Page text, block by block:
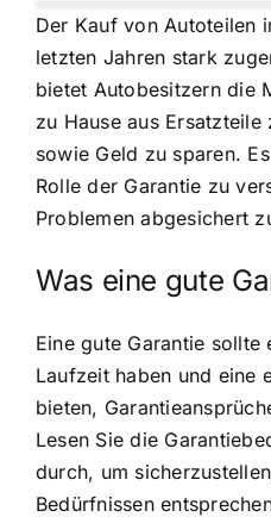
Der Kauf von Autoteilen
letzten Jahren stark
bietet Autobesitzern die
zu Hause aus
sowie Geld zu sparen.
Rolle der Garantie zu
Problemen abgesichert
Was eine gute
Eine gute Garantie sollte
Laufzeit haben und eine
bieten,
Lesen Sie die
durch, um
Bedürfnissen